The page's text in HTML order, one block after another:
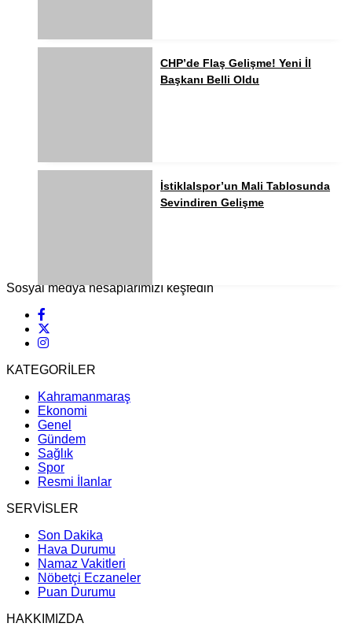
CHP’de Flaş Gelişme! Yeni İl
Başkanı Belli Oldu
İstiklalspor’un Mali Tablosunda
Sevindiren Gelişme
Sosyal medya hesaplarımızı keşfedin
KATEGORİLER
Kahramanmaraş
Ekonomi
Genel
Gündem
Sağlık
Spor
Resmi İlanlar
SERVİSLER
Son Dakika
Hava Durumu
Namaz Vakitleri
Nöbetçi Eczaneler
Puan Durumu
HAKKIMIZDA